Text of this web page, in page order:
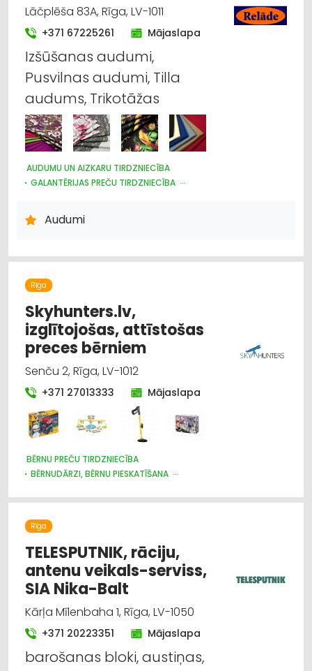
Lāčplēša 83A, Rīga, LV-1011
+371 67225261 Mājaslapa
Izšūšanas audumi,
Pusvilnas audumi, Tilla
audums, Trikotāžas
AUDUMU UN AIZKARU TIRDZNIECĪBA
GALANTĒRIJAS PREČU TIRDZNIECĪBA
ŠŪŠANAS PIEDERUMI, APĢĒRBU FURNITŪRA
ŽALŪZIJAS, AIZKARU STIEŅI
Audumi
Rīga
Skyhunters.lv,
izglītojošas, attīstošas
preces bērniem
Senču 2, Rīga, LV-1012
+371 27013333 Mājaslapa
BĒRNU PREČU TIRDZNIECĪBA
BĒRNUDĀRZI, BĒRNU PIESKATĪŠANA
BĒRNU UN JAUNIEŠU BRĪVĀ LAIKA ORGANIZĒŠANA, NOMETNES
SPORTA ORGANIZĀCIJAS
SPORTA UN TŪRISMA PREČU TIRDZNIECĪBA
SPORTA UN TŪRISMA PREČU VAIRUMTIRDZNIECĪBA
MEDICĪNISKĀ PALĪDZĪBA: REHABILITĀCIJA
IZGLĪTĪBA: VISPĀRĒJĀ
Rīga
TELESPUTNIK, rāciju,
antenu veikals-serviss,
SIA Nika-Balt
Kārļa Mīlenbaha 1, Rīga, LV-1050
+371 20223351 Mājaslapa
barošanas bloki, austiņas,